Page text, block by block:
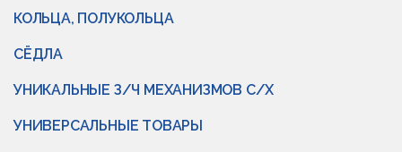
КОЛЬЦА, ПОЛУКОЛЬЦА
СЁДЛА
УНИКАЛЬНЫЕ З/Ч МЕХАНИЗМОВ С/Х
УНИВЕРСАЛЬНЫЕ ТОВАРЫ